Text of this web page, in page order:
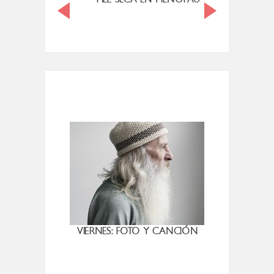
VIERNES: FOTO Y CANCIÓN